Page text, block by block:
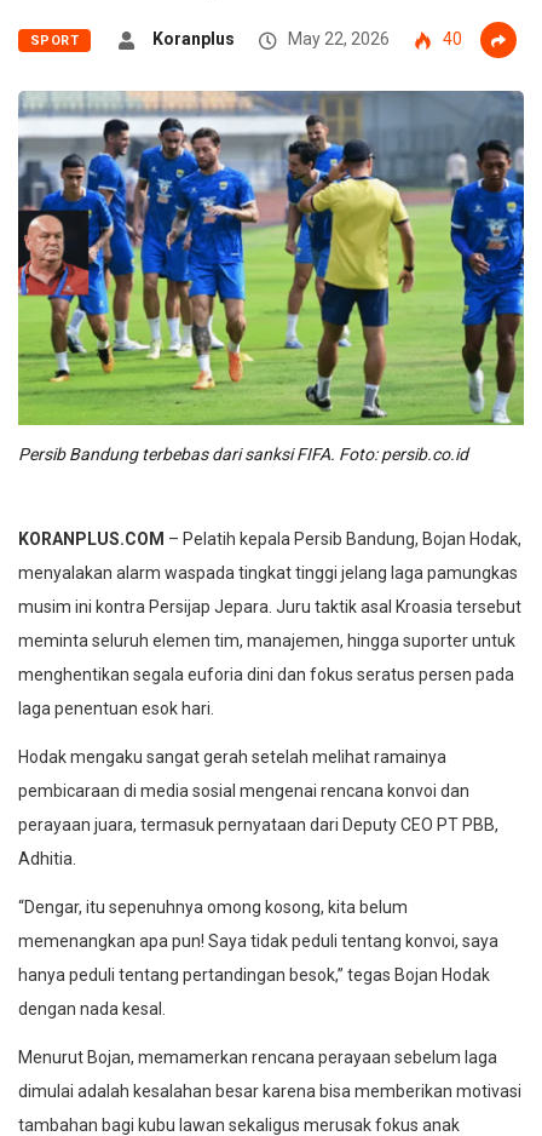
SPORT Koranplus May 22, 2026 40
Persib Bandung terbebas dari sanksi FIFA. Foto: persib.co.id
KORANPLUS.COM – Pelatih kepala Persib Bandung, Bojan Hodak,
menyalakan alarm waspada tingkat tinggi jelang laga pamungkas
musim ini kontra Persijap Jepara. Juru taktik asal Kroasia tersebut
meminta seluruh elemen tim, manajemen, hingga suporter untuk
menghentikan segala euforia dini dan fokus seratus persen pada
laga penentuan esok hari.
Hodak mengaku sangat gerah setelah melihat ramainya
pembicaraan di media sosial mengenai rencana konvoi dan
perayaan juara, termasuk pernyataan dari Deputy CEO PT PBB,
Adhitia.
“Dengar, itu sepenuhnya omong kosong, kita belum
memenangkan apa pun! Saya tidak peduli tentang konvoi, saya
hanya peduli tentang pertandingan besok,” tegas Bojan Hodak
dengan nada kesal.
Menurut Bojan, memamerkan rencana perayaan sebelum laga
dimulai adalah kesalahan besar karena bisa memberikan motivasi
tambahan bagi kubu lawan sekaligus merusak fokus anak